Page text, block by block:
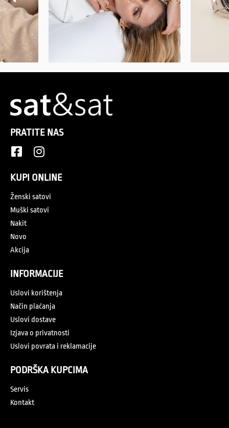
PRATITE NAS
KUPI ONLINE
Ženski satovi
Muški satovi
Nakit
Novo
Akcija
INFORMACIJE
Uslovi korištenja
Način plaćanja
Uslovi dostave
Izjava o privatnosti
Uslovi povrata i reklamacije
PODRŠKA KUPCIMA
Servis
Kontakt